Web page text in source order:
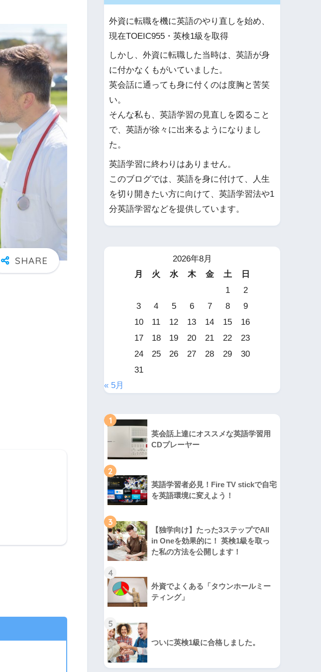
外資に転職を機に英語のやり直しを始め、
現在TOEIC955・英検1級を取得
しかし、外資に転職した当時は、英語が身
に付かなくもがいていました。
英会話に通っても身に付くのは度胸と苦笑
い。
そんな私も、英語学習の見直しを図ること
で、英語が徐々に出来るようになりまし
た。
英語学習に終わりはありません。
このブログでは、英語を身に付けて、人生
を切り開きたい方に向けて、英語学習法や1
分英語学習などを提供しています。
2026年8月
月
火 水 木 金 土
日
1
2
3
4 5 6 7 8
9
10
11 12 13 14 15
16
17
18 19 20 21 22
23
24
25 26 27 28 29
30
31
« 5月
1
英会話上達にオススメな英語学習用
CDプレーヤー
2
英語学習者必見！Fire TV stickで自宅
を英語環境に変えよう！
3
【独学向け】たった3ステップでAll
in Oneを効果的に！ 英検1級を取っ
た私の方法を公開します！
4
外資でよくある「タウンホールミー
ティング」
5
ついに英検1級に合格しました。